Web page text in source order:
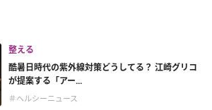
整える
酷暑日時代の紫外線対策どうしてる？ 江崎グリコ
が提案する「アー...
＃ヘルシーニュース